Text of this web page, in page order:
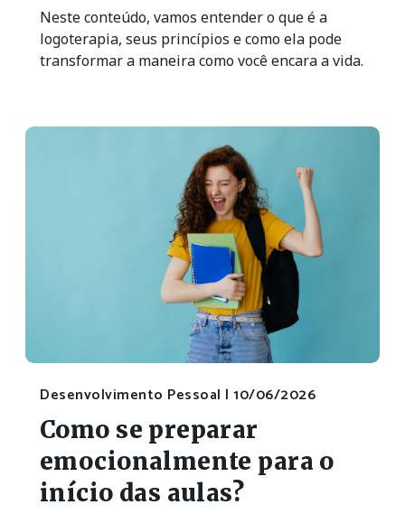
Neste conteúdo, vamos entender o que é a
logoterapia, seus princípios e como ela pode
transformar a maneira como você encara a vida.
Desenvolvimento Pessoal | 10/06/2026
Como se preparar
emocionalmente para o
início das aulas?